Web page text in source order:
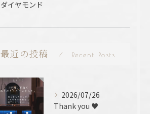
ダイヤモンド
最近の投稿 Recent Posts
2026/07/26
Thank you ♥️